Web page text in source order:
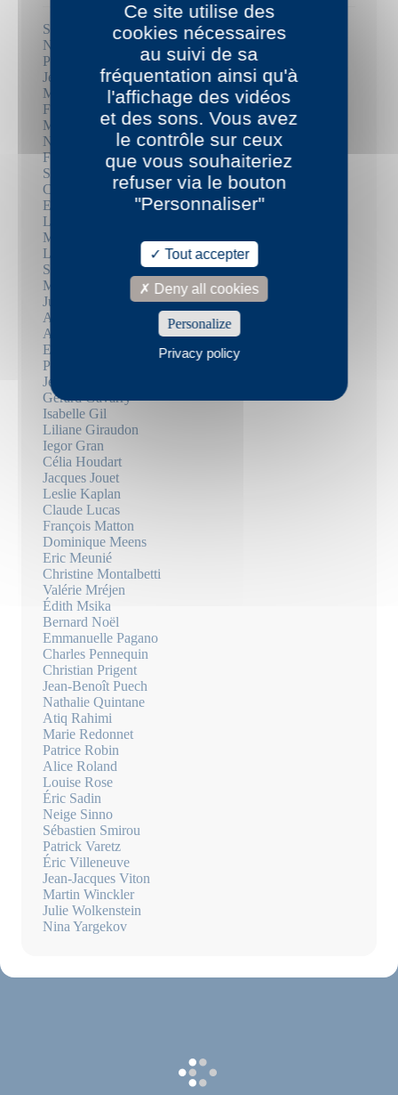
Santiago H. Amigorena
Nathalie Azoulai
Pierric Bailly
Jean-Luc Bayard
Mathieu Bermann
Frédérique Berthet
Mika Biermann
Nicolas Bouyssi
Frédéric Boyer
Sébastien Brebel
Christophe Carpentier
Emmanuel Carrère
Louise Chennevière
Marie Darrieussecq
Louise Desbrusses
Suzanne Doppelt
Mary Dorsan
Julie Douard
Arthur Dreyfus
Aiat Fayez
Elisabeth Filhol
Paul Fournel
Jean Frémon
Gérard Gavarry
Isabelle Gil
Liliane Giraudon
Iegor Gran
Célia Houdart
Jacques Jouet
Leslie Kaplan
Claude Lucas
François Matton
Dominique Meens
Eric Meunié
Christine Montalbetti
Valérie Mréjen
Édith Msika
Bernard Noël
Emmanuelle Pagano
Charles Pennequin
Christian Prigent
Jean-Benoît Puech
Nathalie Quintane
Atiq Rahimi
Marie Redonnet
Patrice Robin
Alice Roland
Louise Rose
Éric Sadin
Neige Sinno
Sébastien Smirou
Patrick Varetz
Éric Villeneuve
Jean-Jacques Viton
Martin Winckler
Julie Wolkenstein
Nina Yargekov
Ce site utilise des
cookies nécessaires
au suivi de sa
fréquentation ainsi qu'à
l'affichage des vidéos
et des sons. Vous avez
le contrôle sur ceux
que vous souhaiteriez
refuser via le bouton
"Personnaliser"
Tout accepter
Deny all cookies
Personalize
Privacy policy